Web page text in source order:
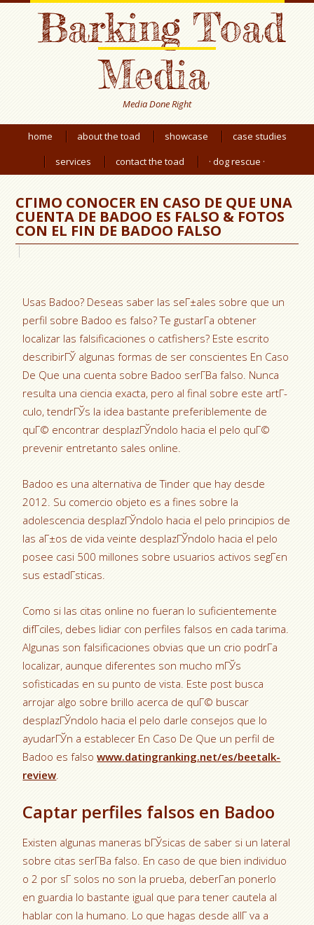
Barking Toad
Media
Media Done Right
home about the toad showcase
case studies
services
contact the toad · dog rescue ·
CГІMO CONOCER EN CASO DE QUE UNA
CUENTA DE BADOO ES FALSO & FOTOS
CON EL FIN DE BADOO FALSO
Usas Badoo? Deseas saber las seГ±ales sobre que un
perfil sobre Badoo es falso? Te gustarГ­a obtener
localizar las falsificaciones o catfishers? Este escrito
describirГЎ algunas formas de ser conscientes En Caso
De Que una cuenta sobre Badoo serГ­В­a falso. Nunca
resulta una ciencia exacta, pero al final sobre este artГ­
culo, tendrГЎs la idea bastante preferiblemente de
quГ© encontrar desplazГЎndolo hacia el pelo quГ©
prevenir entretanto sales online.
Badoo es una alternativa de Tinder que hay desde
2012. Su comercio objeto es a fines sobre la
adolescencia desplazГЎndolo hacia el pelo principios de
las aГ±os de vida veinte desplazГЎndolo hacia el pelo
posee casi 500 millones sobre usuarios activos segГєn
sus estadГ­sticas.
Como si las citas online no fueran lo suficientemente
difГ­ciles, debes lidiar con perfiles falsos en cada tarima.
Algunas son falsificaciones obvias que un crio podrГ­a
localizar, aunque diferentes son mucho mГЎs
sofisticadas en su punto de vista. Este post busca
arrojar algo sobre brillo acerca de quГ© buscar
desplazГЎndolo hacia el pelo darle consejos que lo
ayudarГЎn a establecer En Caso De Que un perfil de
Badoo es falsowww.datingranking.net/es/beetalk-
review.
Captar perfiles falsos en Badoo
Existen algunas maneras bГЎsicas de saber si un lateral
sobre citas serГ­В­a falso. En caso de que bien individuo
o 2 por sГ­ solos no son la prueba, deberГ­an ponerlo
en guardia lo bastante igual que para tener cautela al
hablar con la humano. Lo que hagas desde allГ­ va a